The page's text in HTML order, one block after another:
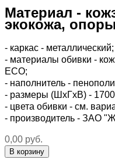
Материал -
экокожа,
- каркас - металлический;
- материалы обивки -
ECO;
- наполнитель -
- размеры (ШхГхВ) -
- цвета обивки - см.
- производитель - ЗАО
0,00 руб.